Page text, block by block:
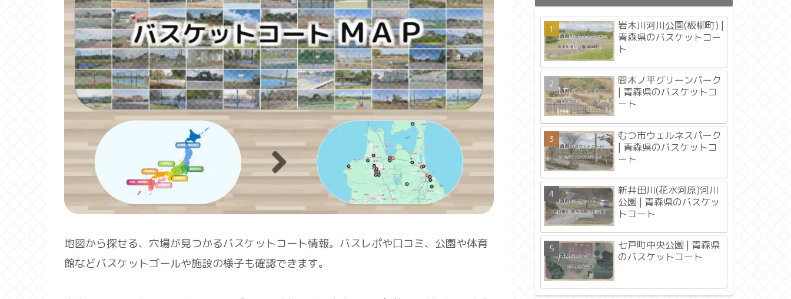
地図から探せる、穴場が見つかるバスケットコート情報。バスレポや口コミ、公園や体育
館などバスケットゴールや施設の様子も確認できます。
岩木川河川公園(板柳町) |
青森県のバスケットコー
ト
間木ノ平グリーンパーク
| 青森県のバスケットコ
ート
むつ市ウェルネスパーク
| 青森県のバスケットコ
ート
新井田川(花水河原)河川
公園 | 青森県のバスケッ
トコート
七戸町中央公園 | 青森県
のバスケットコート